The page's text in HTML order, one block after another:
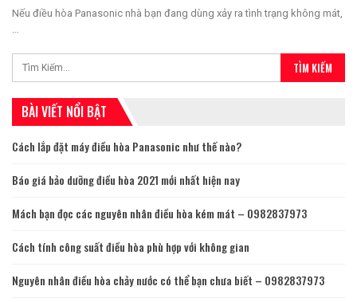
Nếu điều hòa Panasonic nhà bạn đang dùng xảy ra tình trạng không mát,
…
BÀI VIẾT NỔI BẬT
Cách lắp đặt máy điều hòa Panasonic như thế nào?
Báo giá bảo dưỡng điều hòa 2021 mới nhất hiện nay
Mách bạn đọc các nguyên nhân điều hòa kém mát – 0982837973
Cách tính công suất điều hòa phù hợp với không gian
Nguyên nhân điều hòa chảy nước có thể bạn chưa biết – 0982837973